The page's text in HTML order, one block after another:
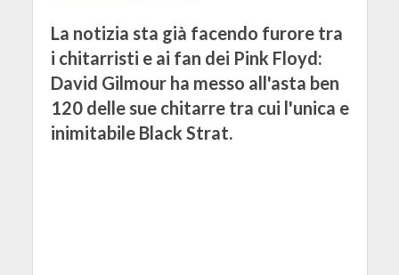
La notizia sta già facendo furore tra
i chitarristi e ai fan dei Pink Floyd:
David Gilmour ha messo all'asta ben
120 delle sue chitarre tra cui l'unica e
inimitabile Black Strat.